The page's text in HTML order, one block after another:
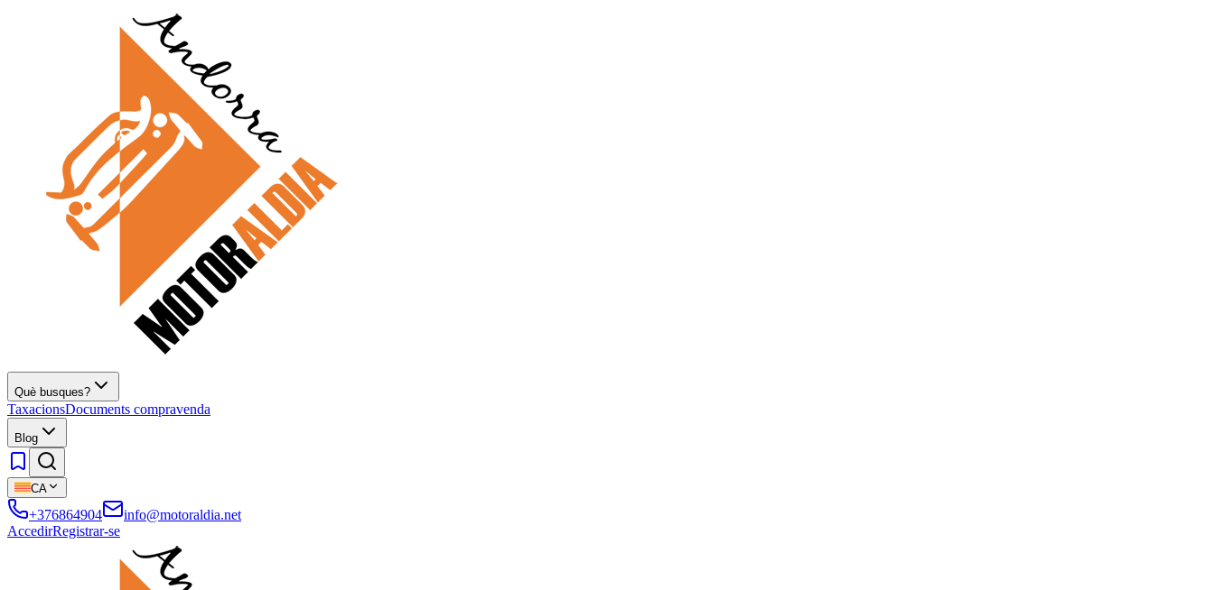
Què busques?
TaxacionsDocuments compravenda
Blog
CA
+376864904
info@motoraldia.net
AccedirRegistrar-se